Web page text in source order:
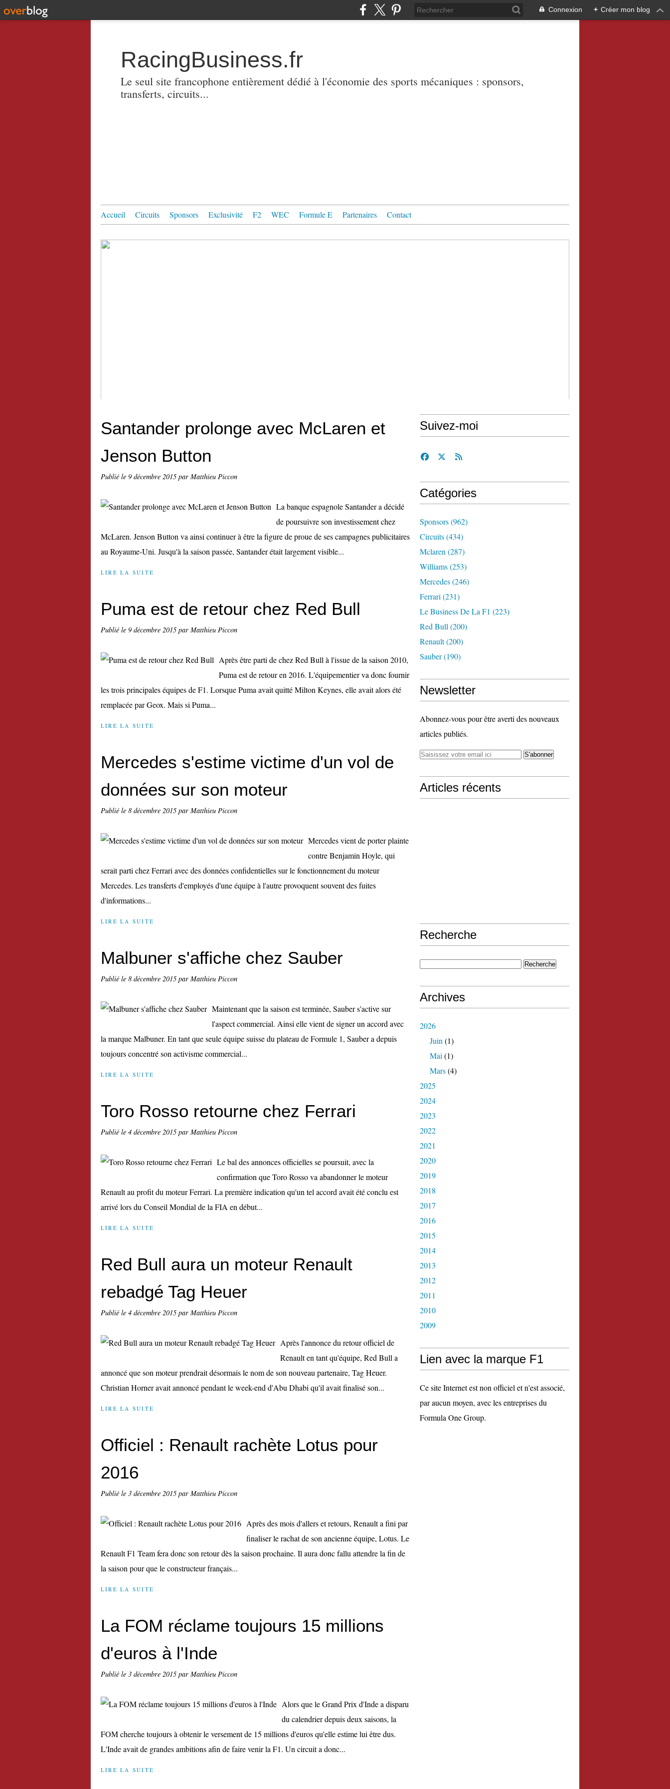
Connexion + Créer mon blog
RacingBusiness.fr
Le seul site francophone entièrement dédié à l'économie des sports mécaniques : sponsors,
transferts, circuits...
Accueil Circuits Sponsors Exclusivité F2 WEC Formule E Partenaires Contact
Santander prolonge avec McLaren et
Jenson Button
Publié le 9 décembre 2015 par Matthieu Piccon
La banque espagnole Santander a décidé
de poursuivre son investissement chez
McLaren. Jenson Button va ainsi continuer à être la figure de proue de ses campagnes publicitaires
au Royaume-Uni. Jusqu'à la saison passée, Santander était largement visible...
LIRE LA SUITE
Puma est de retour chez Red Bull
Publié le 9 décembre 2015 par Matthieu Piccon
Après être parti de chez Red Bull à l'issue de la saison 2010,
Puma est de retour en 2016. L'équipementier va donc fournir
les trois principales équipes de F1. Lorsque Puma avait quitté Milton Keynes, elle avait alors été
remplacée par Geox. Mais si Puma...
LIRE LA SUITE
Mercedes s'estime victime d'un vol de
données sur son moteur
Publié le 8 décembre 2015 par Matthieu Piccon
Mercedes vient de porter plainte
contre Benjamin Hoyle, qui
serait parti chez Ferrari avec des données confidentielles sur le fonctionnement du moteur
Mercedes. Les transferts d'employés d'une équipe à l'autre provoquent souvent des fuites
d'informations...
LIRE LA SUITE
Malbuner s'affiche chez Sauber
Publié le 8 décembre 2015 par Matthieu Piccon
Maintenant que la saison est terminée, Sauber s'active sur
l'aspect commercial. Ainsi elle vient de signer un accord avec
la marque Malbuner. En tant que seule équipe suisse du plateau de Formule 1, Sauber a depuis
toujours concentré son activisme commercial...
LIRE LA SUITE
Toro Rosso retourne chez Ferrari
Publié le 4 décembre 2015 par Matthieu Piccon
Le bal des annonces officielles se poursuit, avec la
confirmation que Toro Rosso va abandonner le moteur
Renault au profit du moteur Ferrari. La première indication qu'un tel accord avait été conclu est
arrivé lors du Conseil Mondial de la FIA en début...
LIRE LA SUITE
Red Bull aura un moteur Renault
rebadgé Tag Heuer
Publié le 4 décembre 2015 par Matthieu Piccon
Après l'annonce du retour officiel de
Renault en tant qu'équipe, Red Bull a
annoncé que son moteur prendrait désormais le nom de son nouveau partenaire, Tag Heuer.
Christian Horner avait annoncé pendant le week-end d'Abu Dhabi qu'il avait finalisé son...
LIRE LA SUITE
Officiel : Renault rachète Lotus pour
2016
Publié le 3 décembre 2015 par Matthieu Piccon
Après des mois d'allers et retours, Renault a fini par
finaliser le rachat de son ancienne équipe, Lotus. Le
Renault F1 Team fera donc son retour dès la saison prochaine. Il aura donc fallu attendre la fin de
la saison pour que le constructeur français...
LIRE LA SUITE
La FOM réclame toujours 15 millions
d'euros à l'Inde
Publié le 3 décembre 2015 par Matthieu Piccon
Alors que le Grand Prix d'Inde a disparu
du calendrier depuis deux saisons, la
FOM cherche toujours à obtenir le versement de 15 millions d'euros qu'elle estime lui être dus.
L'Inde avait de grandes ambitions afin de faire venir la F1. Un circuit a donc...
LIRE LA SUITE
Suivez-moi
Catégories
Sponsors(962)
Circuits(434)
Mclaren (287)
Williams(253)
Mercedes(246)
Ferrari (231)
Le Business De La F1 (223)
Red Bull (200)
Renault(200)
Sauber(190)
Newsletter
Abonnez-vous pour être averti des nouveaux
articles publiés.
Articles récents
Recherche
Archives
2026
Juin (1)
Mai (1)
Mars(4)
2025
2024
2023
2022
2021
2020
2019
2018
2017
2016
2015
2014
2013
2012
2011
2010
2009
Lien avec la marque F1
Ce site Internet est non officiel et n'est associé,
par aucun moyen, avec les entreprises du
Formula One Group.